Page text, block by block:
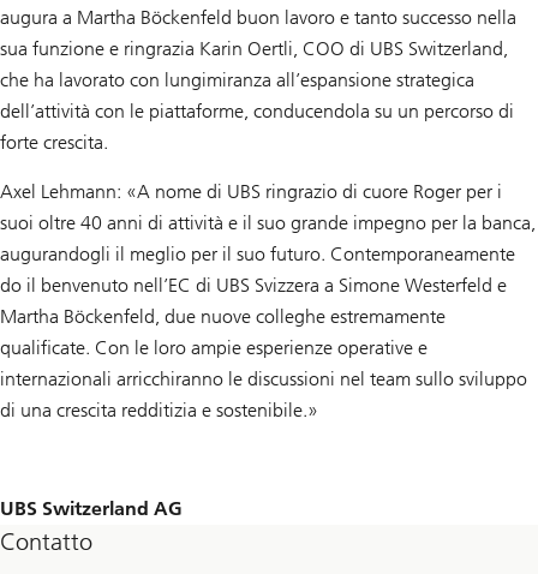
augura a Martha Böckenfeld buon lavoro e tanto successo nella
sua funzione e ringrazia Karin Oertli, COO di UBS Switzerland,
che ha lavorato con lungimiranza all’espansione strategica
dell’attività con le piattaforme, conducendola su un percorso di
forte crescita.
Axel Lehmann: «A nome di UBS ringrazio di cuore Roger per i
suoi oltre 40 anni di attività e il suo grande impegno per la banca,
augurandogli il meglio per il suo futuro. Contemporaneamente
do il benvenuto nell’EC di UBS Svizzera a Simone Westerfeld e
Martha Böckenfeld, due nuove colleghe estremamente
qualificate. Con le loro ampie esperienze operative e
internazionali arricchiranno le discussioni nel team sullo sviluppo
di una crescita redditizia e sostenibile.»
UBS Switzerland AG
Contatto